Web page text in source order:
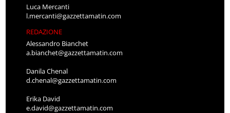
Luca Mercanti
l.mercanti@gazzettamatin.com
REDAZIONE
Alessandro Bianchet
a.bianchet@gazzettamatin.com
Danila Chenal
d.chenal@gazzettamatin.com
Erika David
e.david@gazzettamatin.com